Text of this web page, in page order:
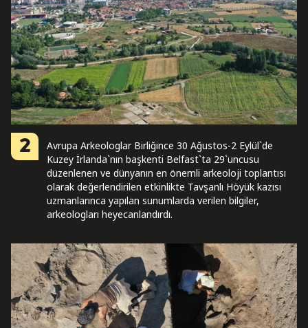
2
Avrupa Arkeologlar Birliğince 30 Ağustos-2 Eylül`de
Kuzey İrlanda`nın başkenti Belfast`ta 29`uncusu
düzenlenen ve dünyanın en önemli arkeoloji toplantısı
olarak değerlendirilen etkinlikte Tavşanlı Höyük kazısı
uzmanlarınca yapılan sunumlarda verilen bilgiler,
arkeologları heyecanlandırdı.